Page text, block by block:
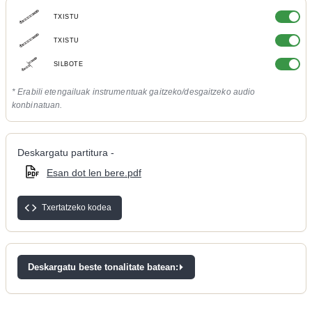
TXISTU
TXISTU
SILBOTE
* Erabili etengailuak instrumentuak gaitzeko/desgaitzeko audio
konbinatuan.
Deskargatu partitura -
Esan dot len bere.pdf
Txertatzeko kodea
Deskargatu beste tonalitate batean: